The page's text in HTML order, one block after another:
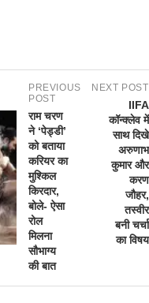
PREVIOUS
POST
राम चरण
ने ‘पेड्डी’
को बताया
करियर का
मुश्किल
किरदार,
बोले- ऐसा
रोल
मिलना
सौभाग्य
की बात
NEXT POST
IIFA
कॉन्क्लेव में
साथ दिखे
अरुणाभ
कुमार और
करण
जौहर,
तस्वीर
बनी चर्चा
का विषय